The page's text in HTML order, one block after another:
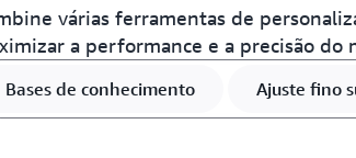
várias ferramentas de
a performance e a precisão do
Bases de conhecimento Ajuste fino